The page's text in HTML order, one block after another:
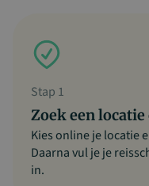
Stap 1
Zoek een
Kies online je locatie
Daarna vul je je
in.